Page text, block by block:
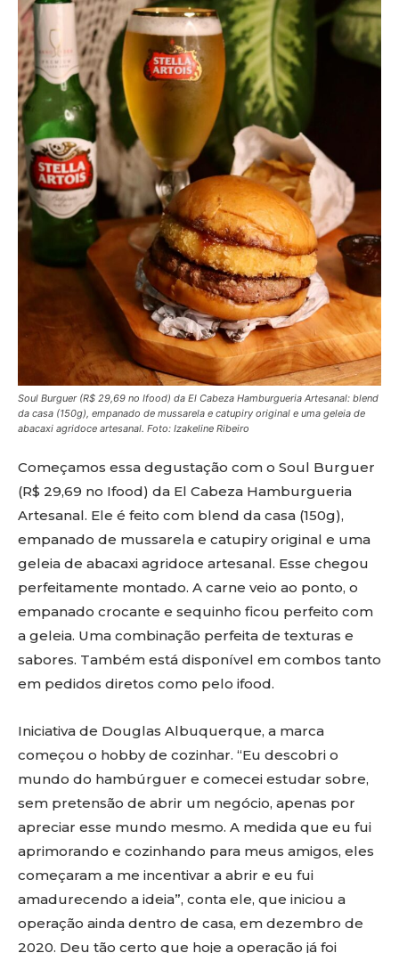
Soul Burguer (R$ 29,69 no Ifood) da El Cabeza Hamburgueria Artesanal: blend
da casa (150g), empanado de mussarela e catupiry original e uma geleia de
abacaxi agridoce artesanal. Foto: Izakeline Ribeiro
Começamos essa degustação com o Soul Burguer
(R$ 29,69 no Ifood) da El Cabeza Hamburgueria
Artesanal. Ele é feito com blend da casa (150g),
empanado de mussarela e catupiry original e uma
geleia de abacaxi agridoce artesanal. Esse chegou
perfeitamente montado. A carne veio ao ponto, o
empanado crocante e sequinho ficou perfeito com
a geleia. Uma combinação perfeita de texturas e
sabores. Também está disponível em combos tanto
em pedidos diretos como pelo ifood.
Iniciativa de Douglas Albuquerque, a marca
começou o hobby de cozinhar. “Eu descobri o
mundo do hambúrguer e comecei estudar sobre,
sem pretensão de abrir um negócio, apenas por
apreciar esse mundo mesmo. A medida que eu fui
aprimorando e cozinhando para meus amigos, eles
começaram a me incentivar a abrir e eu fui
amadurecendo a ideia”, conta ele, que iniciou a
operação ainda dentro de casa, em dezembro de
2020. Deu tão certo que hoje a operação já foi